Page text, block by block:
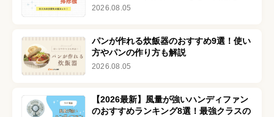
2026.08.05
パンが作れる炊飯器のおすすめ9選！使い
方やパンの作り方も解説
2026.08.05
【2026最新】風量が強いハンディファン
のおすすめランキング8選！最強クラスの